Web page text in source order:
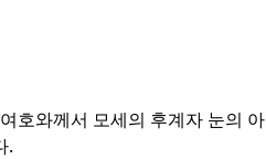
호와께서 모세의 후계자 눈의 아
.